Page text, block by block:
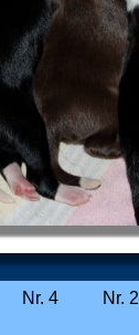
4 Nr. 2